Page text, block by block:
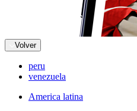
Volver
peru
venezuela
America latina